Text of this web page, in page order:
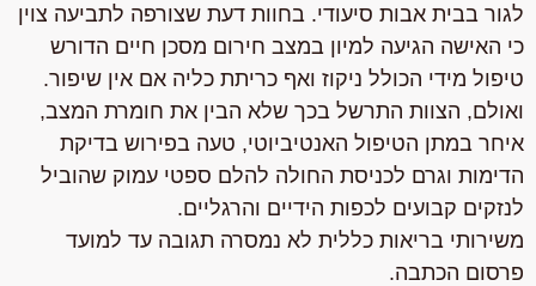
לגור בבית אבות סיעודי. בחוות דעת שצורפה לתביעה צוין
כי האישה הגיעה למיון במצב חירום מסכן חיים הדורש
טיפול מידי הכולל ניקוז ואף כריתת כליה אם אין שיפור.
ואולם, הצוות התרשל בכך שלא הבין את חומרת המצב,
איחר במתן הטיפול האנטיביוטי, טעה בפירוש בדיקת
הדימות וגרם לכניסת החולה להלם ספטי עמוק שהוביל
לנזקים קבועים לכפות הידיים והרגליים.
משירותי בריאות כללית לא נמסרה תגובה עד למועד
פרסום הכתבה.